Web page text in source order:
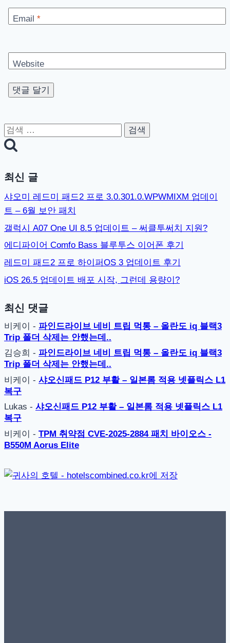
Email *
Website
검
색:
최신 글
샤오미 레드미 패드2 프로 3.0.301.0.WPWMIXM 업데이
트 – 6월 보안 패치
갤럭시 A07 One UI 8.5 업데이트 – 써클투써치 지원?
에디파이어 Comfo Bass 블루투스 이어폰 후기
레드미 패드2 프로 하이퍼OS 3 업데이트 후기
iOS 26.5 업데이트 배포 시작, 그런데 용량이?
최신 댓글
비케이 - 파인드라이브 네비 트립 먹통 – 올란도 iq 블랙3
Trip 폴더 삭제는 안했는데..
김승희 - 파인드라이브 네비 트립 먹통 – 올란도 iq 블랙3
Trip 폴더 삭제는 안했는데..
비케이 - 샤오신패드 P12 부활 – 일본롬 적용 넷플릭스 L1
복구
Lukas - 샤오신패드 P12 부활 – 일본롬 적용 넷플릭스 L1
복구
비케이 - TPM 취약점 CVE-2025-2884 패치 바이오스 -
B550M Aorus Elite